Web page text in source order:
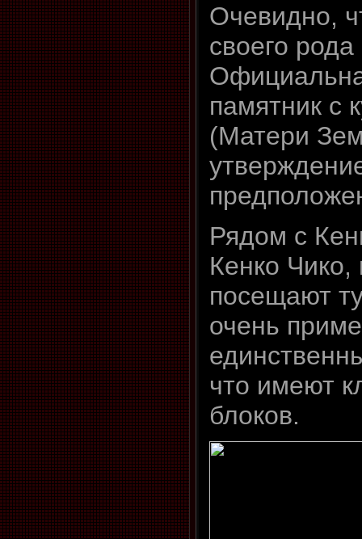
Очевидно,
своего
памятник с
(Матери
Рядом с
Кенко Чико,
посещают
очень
что имеют
блоков.